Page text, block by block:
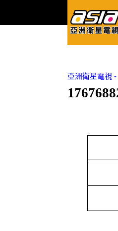
亞洲衛星電視